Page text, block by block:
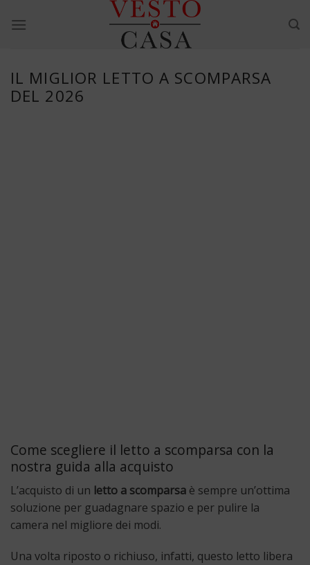
IL MIGLIOR LETTO A SCOMPARSA
DEL 2026
Come scegliere il letto a scomparsa con la
nostra guida alla acquisto
L’acquisto di un letto a scomparsa è sempre un’ottima
soluzione per guadagnare spazio e per pulire la
camera nel migliore dei modi.
Una volta riposto o richiuso, infatti, questo letto libera